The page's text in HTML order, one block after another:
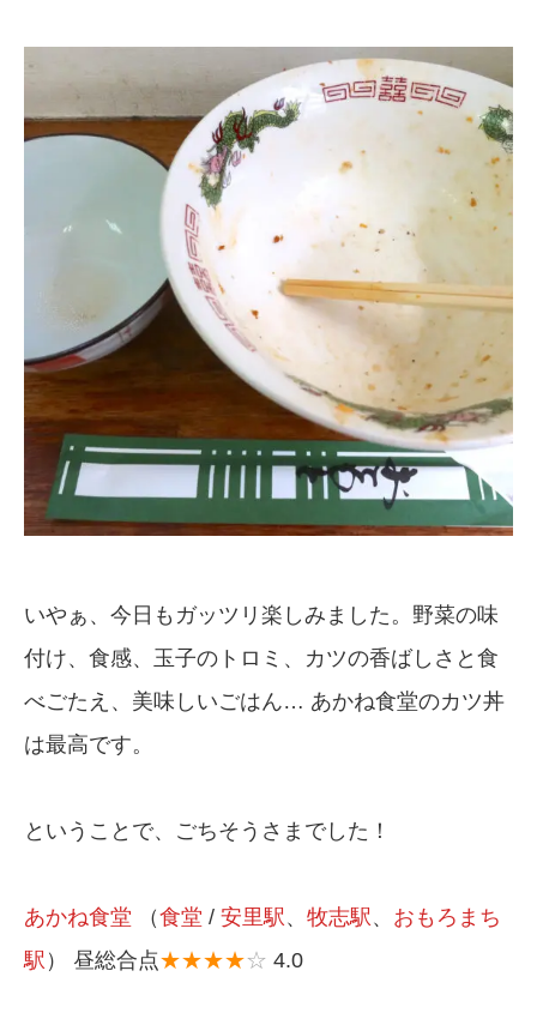
いやぁ、今日もガッツリ楽しみました。野菜の味
付け、食感、玉子のトロミ、カツの香ばしさと食
べごたえ、美味しいごはん… あかね食堂のカツ丼
は最高です。
ということで、ごちそうさまでした！
あかね食堂 （食堂 / 安里駅 、 牧志駅 、 おもろまち
駅 ） 昼総合点★★★★☆ 4.0